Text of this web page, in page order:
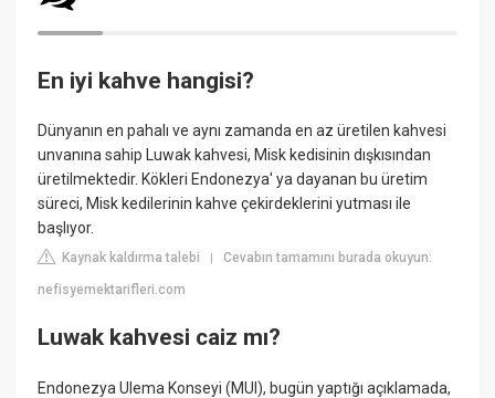
En iyi kahve hangisi?
Dünyanın en pahalı ve aynı zamanda en az üretilen kahvesi
unvanına sahip Luwak kahvesi, Misk kedisinin dışkısından
üretilmektedir. Kökleri Endonezya' ya dayanan bu üretim
süreci, Misk kedilerinin kahve çekirdeklerini yutması ile
başlıyor.
Kaynak kaldırma talebi |Cevabın tamamını burada okuyun:
nefisyemektarifleri.com
Luwak kahvesi caiz mı?
Endonezya Ulema Konseyi (MUI), bugün yaptığı açıklamada,